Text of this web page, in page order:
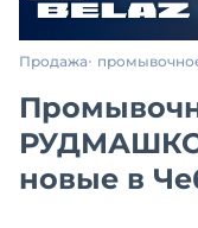
Продажа
новые в